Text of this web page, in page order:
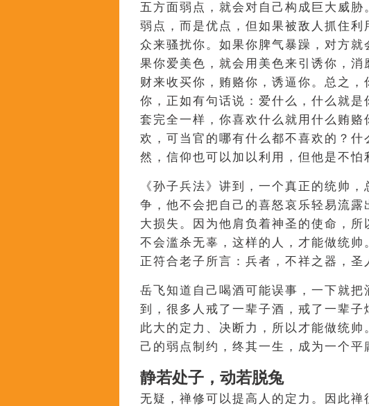
五方面弱点，就会对自己构成巨大威
弱点，而是优点，但如果被敌人抓住
众来骚扰你。如果你脾气暴躁，对方
果你爱美色，就会用美色来引诱你，
财来收买你，贿赂你，诱逼你。总之
你，正如有句话说：爱什么，什么就
套完全一样，你喜欢什么就用什么贿
欢，可当官的哪有什么都不喜欢的？
然，信仰也可以加以利用，但他是不怕
《孙子兵法》讲到，一个真正的统帅
争，他不会把自己的喜怒哀乐轻易流
大损失。因为他肩负着神圣的使命，
不会滥杀无辜，这样的人，才能做统帅
正符合老子所言：兵者，不祥之器，圣
岳飞知道自己喝酒可能误事，一下就
到，很多人戒了一辈子酒，戒了一辈
此大的定力、决断力，所以才能做统
己的弱点制约，终其一生，成为一个平
静若处子，动若脱兔
无疑，禅修可以提高人的定力。因此